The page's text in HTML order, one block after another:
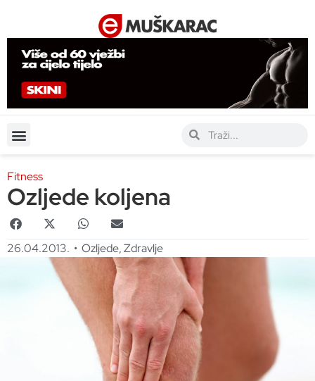
Fitness
Ozljede koljena
26.04.2013. • Ozljede,Zdravlje